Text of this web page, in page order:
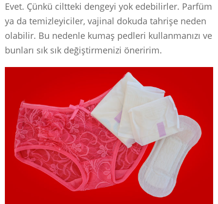
Evet. Çünkü ciltteki dengeyi yok edebilirler. Parfüm
ya da temizleyiciler, vajinal dokuda tahrişe neden
olabilir. Bu nedenle kumaş pedleri kullanmanızı ve
bunları sık sık değiştirmenizi öneririm.